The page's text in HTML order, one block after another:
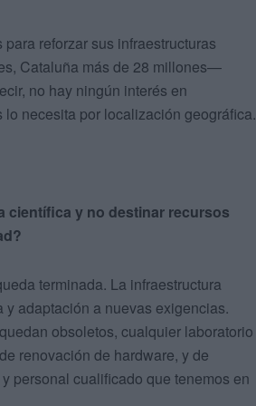
reforzar sus infraestructuras
Cataluña más de 28 millones—
no hay ningún interés en
necesita por localización geográfica.
científica y no destinar recursos
terminada. La infraestructura
adaptación a nuevas exigencias.
obsoletos, cualquier laboratorio
renovación de hardware, y de
personal cualificado que tenemos en